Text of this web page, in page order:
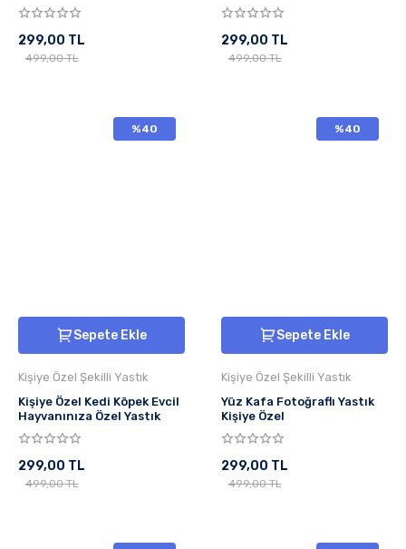
299,00 TL
499,00 TL
299,00 TL
499,00 TL
%40
Sepete Ekle
Kişiye Özel Şekilli Yastık
Kişiye Özel Kedi Köpek Evcil
Hayvanınıza Özel Yastık
299,00 TL
499,00 TL
%40
Sepete Ekle
Kişiye Özel Şekilli Yastık
Yüz Kafa Fotoğraflı Yastık
Kişiye Özel
299,00 TL
499,00 TL